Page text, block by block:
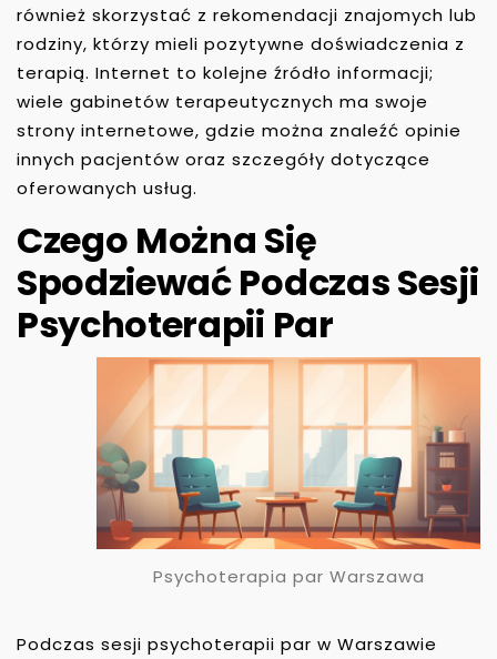
również skorzystać z rekomendacji znajomych lub
rodziny, którzy mieli pozytywne doświadczenia z
terapią. Internet to kolejne źródło informacji;
wiele gabinetów terapeutycznych ma swoje
strony internetowe, gdzie można znaleźć opinie
innych pacjentów oraz szczegóły dotyczące
oferowanych usług.
Czego Można Się
Spodziewać Podczas Sesji
Psychoterapii Par
Psychoterapia par Warszawa
Podczas sesji psychoterapii par w Warszawie